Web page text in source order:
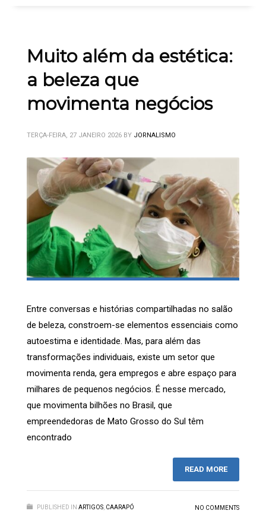
Muito além da estética:
a beleza que
movimenta negócios
TERÇA-FEIRA, 27 JANEIRO 2026 BY JORNALISMO
Entre conversas e histórias compartilhadas no salão
de beleza, constroem-se elementos essenciais como
autoestima e identidade. Mas, para além das
transformações individuais, existe um setor que
movimenta renda, gera empregos e abre espaço para
milhares de pequenos negócios. É nesse mercado,
que movimenta bilhões no Brasil, que
empreendedoras de Mato Grosso do Sul têm
encontrado
READ MORE
PUBLISHED IN ARTIGOS CAARAPÓ NO COMMENTS